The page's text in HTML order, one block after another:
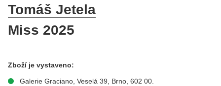
Tomáš Jetela
Miss 2025
Zboží je vystaveno:
Galerie Graciano, Veselá 39, Brno, 602 00.